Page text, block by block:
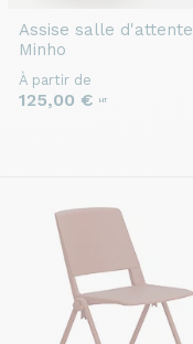
Assise salle d'attente
Minho
À partir de
125,00 € HT